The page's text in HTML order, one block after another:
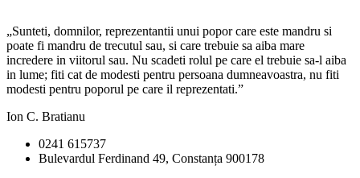
„Sunteti, domnilor, reprezentantii unui popor care este mandru si
poate fi mandru de trecutul sau, si care trebuie sa aiba mare
incredere in viitorul sau. Nu scadeti rolul pe care el trebuie sa-l aiba
in lume; fiti cat de modesti pentru persoana dumneavoastra, nu fiti
modesti pentru poporul pe care il reprezentati.”
Ion C. Bratianu
0241 615737
Bulevardul Ferdinand 49, Constanța 900178